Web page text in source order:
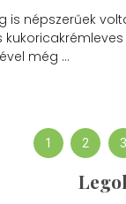
is népszerűek
kukoricakrémleves
még …
1 2 3